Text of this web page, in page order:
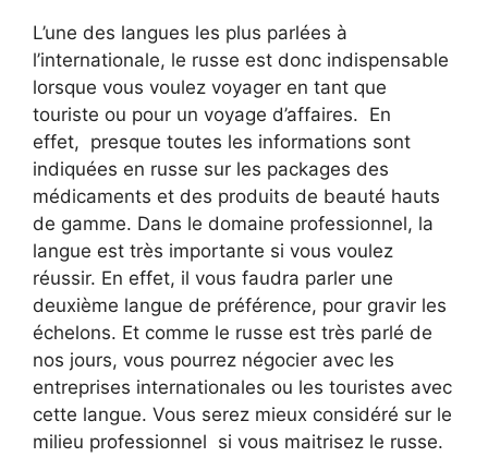
L’une des langues les plus parlées à
l’internationale, le russe est donc indispensable
lorsque vous voulez voyager en tant que
touriste ou pour un voyage d’affaires. En
effet, presque toutes les informations sont
indiquées en russe sur les packages des
médicaments et des produits de beauté hauts
de gamme. Dans le domaine professionnel, la
langue est très importante si vous voulez
réussir. En effet, il vous faudra parler une
deuxième langue de préférence, pour gravir les
échelons. Et comme le russe est très parlé de
nos jours, vous pourrez négocier avec les
entreprises internationales ou les touristes avec
cette langue. Vous serez mieux considéré sur le
milieu professionnel si vous maitrisez le russe.